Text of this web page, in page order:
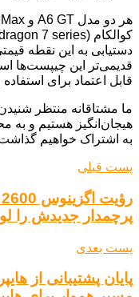
دستیابی به این نقطه
قدیمی‌تر این چیپست‌ها
قابل اعتماد برای
ما مشتاقانه منتظر
هیجان‌انگیز هستیم و به
به اشتراک خواهیم
پست قبلی
پرچمدار جدیدش را لو
پست بعدی